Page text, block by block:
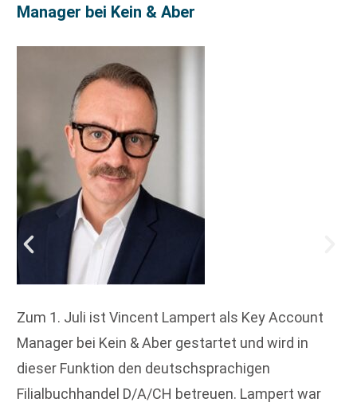
Manager bei Kein & Aber
Zum 1. Juli ist Vincent Lampert als Key Account
Manager bei Kein & Aber gestartet und wird in
dieser Funktion den deutschsprachigen
Filialbuchhandel D/A/CH betreuen. Lampert war